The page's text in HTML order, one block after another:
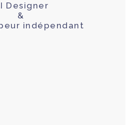
Designer
&
indépendant